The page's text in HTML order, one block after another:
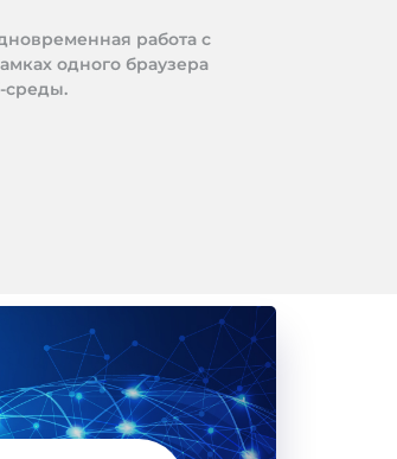
работа с
одного браузера
среды.